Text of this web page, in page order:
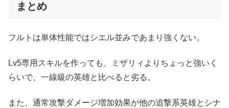
まとめ
フルトは単体性能ではシエル並みであまり強くない。
Lv5専用スキルを作っても、ミザリィよりちょっと強いく
らいで、一線級の英雄と比べると劣る。
また、通常攻撃ダメージ増加効果が他の追撃系英雄とシナ